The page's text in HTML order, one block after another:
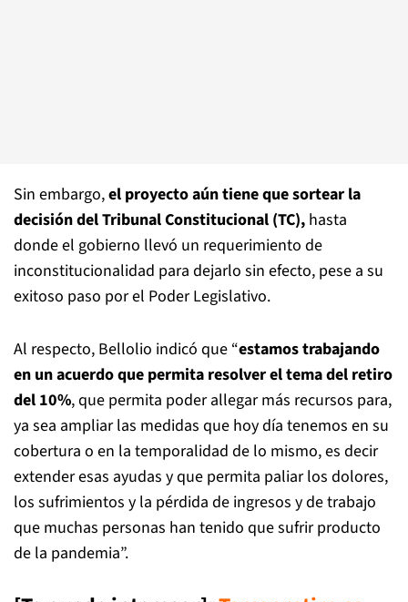
Sin embargo,el proyecto aún tiene que sortear la
decisión del Tribunal Constitucional (TC), hasta
donde el gobierno llevó un requerimiento de
inconstitucionalidad para dejarlo sin efecto, pese a su
exitoso paso por el Poder Legislativo.
Al respecto, Bellolio indicó que “estamos trabajando
en un acuerdo que permita resolver el tema del retiro
del 10%, que permita poder allegar más recursos para,
ya sea ampliar las medidas que hoy día tenemos en su
cobertura o en la temporalidad de lo mismo, es decir
extender esas ayudas y que permita paliar los dolores,
los sufrimientos y la pérdida de ingresos y de trabajo
que muchas personas han tenido que sufrir producto
de la pandemia”.